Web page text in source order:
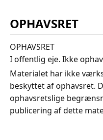
OPHAVSRET
OPHAVSRET
I offentlig eje. Ikke
Materialet har ikke
beskyttet af ophavsret.
ophavsretslige
publicering af dette